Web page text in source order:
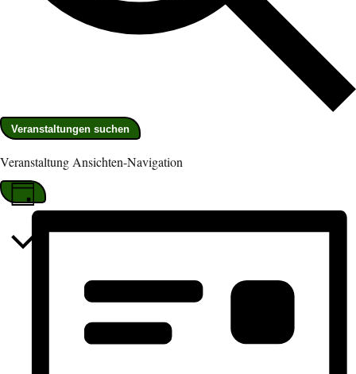
Veranstaltungen suchen
Veranstaltung Ansichten-Navigation